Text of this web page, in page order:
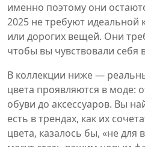
именно поэтому они
2025 не требуют идеальной
или дорогих вещей. Они
чтобы вы чувствовали себя
В коллекции ниже —
цвета проявляются в моде:
обуви до аксессуаров. Вы
есть в трендах, как их
цвета, казалось бы, «не для